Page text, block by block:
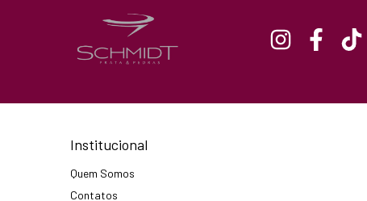
Institucional
Quem Somos
Contatos